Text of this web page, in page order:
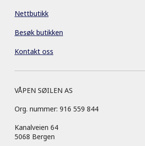
Nettbutikk
Besøk butikken
Kontakt oss
VÅPEN SØILEN AS
Org. nummer: 916 559 844
Kanalveien 64
5068 Bergen